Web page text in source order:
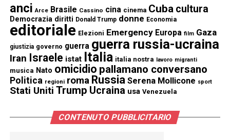
anci Arce Brasile Cassino cina cinema Cuba cultura
Democrazia diritti Donald Trump donne Economia
editoriale Elezioni Emergency Europa film Gaza
giustizia governo guerra guerra russia-ucraina
Iran Israele istat Italia italia nostra lavoro migranti
musica Nato omicidio pallamano conversano
Politica regioni roma Russia Serena Mollicone sport
Stati Uniti Trump Ucraina usa Venezuela
CONTENUTO PUBBLICITARIO